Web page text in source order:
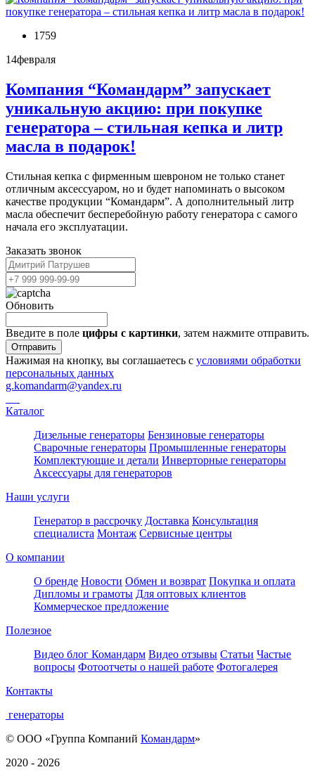
1759
14февраля
Компания “Командарм” запускает
уникальную акцию: при покупке
генератора – стильная кепка и литр
масла в подарок!
Стильная кепка с фирменным шевроном не только станет
отличным аксессуаром, но и будет напоминать о высоком
качестве продукции “Командарм”. А дополнительный литр
масла обеспечит бесперебойную работу генератора с самого
начала его эксплуатации.
Заказать звонок
Обновить
Введите в поле цифры c картинки, затем нажмите отправить.
Отправить
Нажимая на кнопку, вы соглашаетесь с условиями обработки
персональных данных
g.komandarm@yandex.ru
Каталог
Дизельные генераторы Бензиновые генераторы
Сварочные генераторы Промышленные генераторы
Комплектующие и детали Инверторные генераторы
Аксессуары для генераторов
Наши услуги
Генератор в рассрочку Доставка Консультация
специалиста Монтаж Сервисные центры
О компании
О бренде Новости Обмен и возврат Покупка и оплата
Дипломы и грамоты Для оптовых клиентов
Коммерческое предложение
Полезное
Видео блог Командарм Видео отзывы Статьи Частые
вопросы Фотоотчеты о нашей работе Фотогалерея
Контакты
генераторы
© ООО «Группа Компаний Командарм»
2020 - 2026